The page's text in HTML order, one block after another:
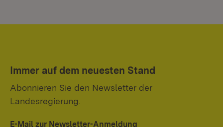
Immer auf dem neuesten Stand
Abonnieren Sie den Newsletter der
Landesregierung.
E-Mail zur Newsletter-Anmeldung